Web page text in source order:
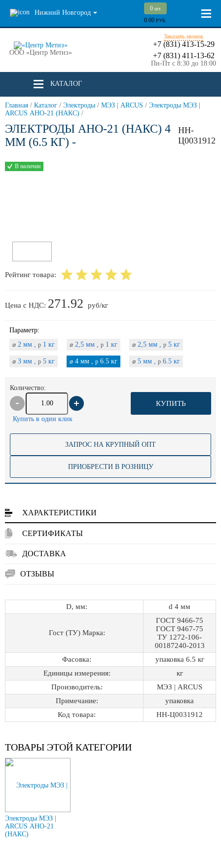
Нижний Новгород
0 шт.
0.00 РУБ.
ООО «Центр Метиз»
Заказать звонок
+7 (831) 413-15-29
+7 (831) 411-13-62
Пн-Пт с 8:30 до 18:00
КАТАЛОГ
Главная / Каталог / Электроды / МЭЗ | ARCUS / Электроды МЭЗ |
ARCUS АНО-21 (НАКС) /
ЭЛЕКТРОДЫ АНО-21 (НАКС) 4
ММ (6.5 КГ) -
НН-
Ц0031912
В наличии
Рейтинг товара:
Цена с НДС: 271.92 руб/кг
Параметр:
⌀ 2 мм , p 1 кг ⌀ 2,5 мм , p 1 кг ⌀ 2,5 мм , p 5 кг
⌀ 3 мм , p 5 кг ⌀ 4 мм , p 6.5 кг ⌀ 5 мм , p 6.5 кг
Количество:
КУПИТЬ
Купить в один клик
ЗАПРОС НА КРУПНЫЙ ОПТ
ПРИОБРЕСТИ В РОЗНИЦУ
ХАРАКТЕРИСТИКИ
СЕРТИФИКАТЫ
ДОСТАВКА
ОТЗЫВЫ
D, мм: d 4 мм
Гост (ТУ) Марка:
ГОСТ 9466-75
ГОСТ 9467-75
ТУ 1272-106-
00187240-2013
Фасовка:
упаковка 6.5 кг
Единицы измерения:
кг
Производитель:
МЭЗ | ARCUS
Примечание:
упаковка
Код товара:
НН-Ц0031912
ТОВАРЫ ЭТОЙ КАТЕГОРИИ
Электроды МЭЗ |
ARCUS АНО-21
(НАКС)